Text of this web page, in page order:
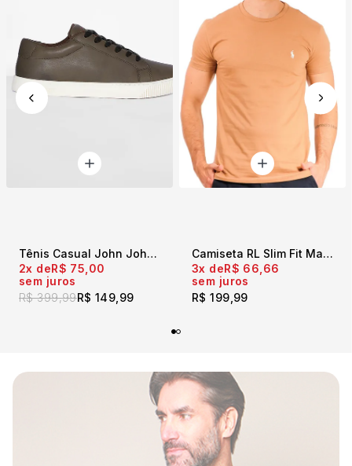
Tênis Casual John John Verde
R$ 399,99R$ 149,99
2x
R$ 75,00
sem juros
Camiseta RL Slim Fit Masculina Marrom
R$ 199,99
3x
R$ 66,66
sem juros